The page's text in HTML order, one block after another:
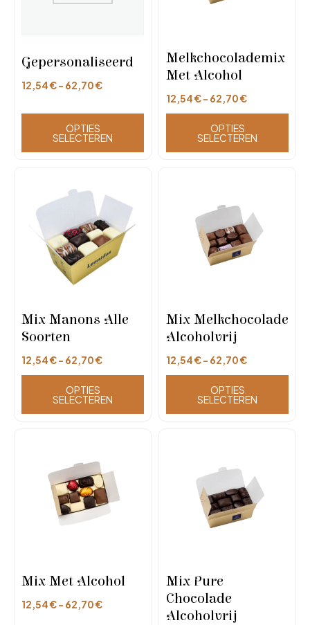
Gepersonaliseerd
12,54€- 62,70€
OPTIES
SELECTEREN
Melkchocolademix
Met Alcohol
12,54€- 62,70€
OPTIES
SELECTEREN
Mix Manons Alle
Soorten
12,54€- 62,70€
OPTIES
SELECTEREN
Mix Melkchocolade
Alcoholvrij
12,54€- 62,70€
OPTIES
SELECTEREN
Mix Met Alcohol
12,54€- 62,70€
Mix Pure
Chocolade
Alcoholvrij